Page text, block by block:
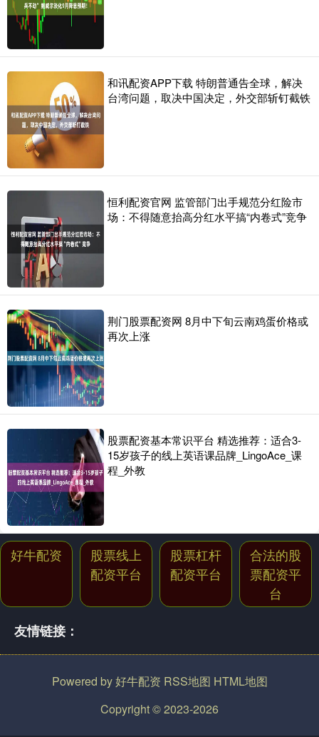
和讯配资APP下载 特朗普通告全球，解决
台湾问题，取决中国决定，外交部斩钉截铁
恒利配资官网 监管部门出手规范分红险市
场：不得随意抬高分红水平搞“内卷式”竞争
荆门股票配资网 8月中下旬云南鸡蛋价格或
再次上涨
股票配资基本常识平台 精选推荐：适合3-
15岁孩子的线上英语课品牌_LingoAce_课
程_外教
好牛配资
股票线上
配资平台
股票杠杆
配资平台
合法的股
票配资平
台
友情链接：
Powered by好牛配资 RSS地图 HTML地图
Copyright© 2023-2026